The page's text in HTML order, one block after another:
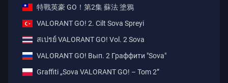
特戰英豪 GO！第2集 蘇法 塗鴉
VALORANT GO! 2. Cilt Sova Spreyi
สเปรย์ VALORANT GO! Vol. 2 Sova
VALORANT GO! Вып. 2 Граффити "Sova"
Graffiti „Sova VALORANT GO! – Tom 2”